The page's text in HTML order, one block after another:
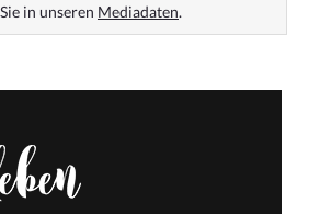
in unseren Mediadaten.